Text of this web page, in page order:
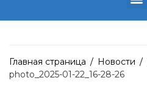
Главная страница / Новости /
photo_2025-01-22_16-28-26